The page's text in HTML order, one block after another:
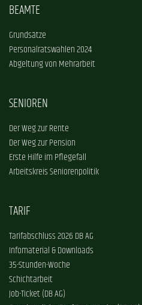
BEAMTE
Grundsätze
Personalratswahlen 2024
Abgeltung von Mehrarbeit
SENIOREN
Der Weg zur Rente
Der Weg zur Pension
Erste Hilfe im Pflegefall
Arbeitskreis Seniorenpolitik
TARIF
Tarifabschluss 2026 DB AG
Infomaterial & Downloads
35-Stunden-Woche
Schichtarbeit
Job-Ticket (DB AG)